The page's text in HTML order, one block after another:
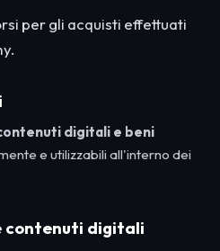
per gli acquisti effettuati
digitali e beni
e utilizzabili all'interno dei
contenuti digitali